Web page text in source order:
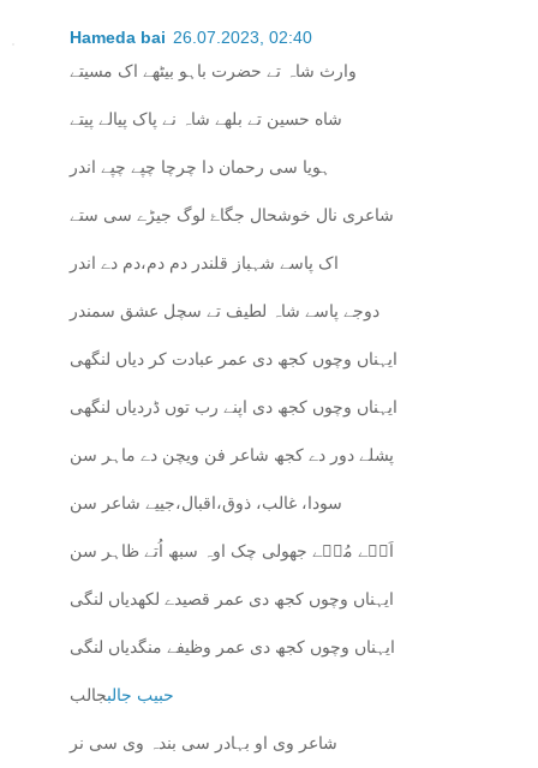
Hameda bai 26.07.2023, 02:40
وارث شاہ تے حضرت باہو بیٹھے اک مسیتے
شاه حسین تے بلھے شاہ نے پاک پیالے پیتے
ہویا سی رحمان دا چرچا چپے چپے اندر
شاعری نال خوشحال جگاۓ لوگ جیڑے سی ستے
اک پاسے شہباز قلندر دم دم،دم دے اندر
دوجے پاسے شاہ لطیف تے سچل عشق سمندر
ایہناں وچوں کجھ دی عمر عبادت کر دیاں لنگھی
ایہناں وچوں کجھ دی اپنے رب توں ڈردیاں لنگھی
پشلے دور دے کجھ شاعر فن ویچن دے ماہر سن
سودا، غالب، ذوق،اقبال،جییے شاعر سن
اَک٘ے مُک٘ے جھولی چک اوہ سبھ اُتے ظاہر سن
ایہناں وچوں کجھ دی عمر قصیدے لکھدیاں لنگی
ایہناں وچوں کجھ دی عمر وظیفے منگدیاں لنگی
حبیب جالبجالب
شاعر وی او بہادر سی بندہ وی سی نر